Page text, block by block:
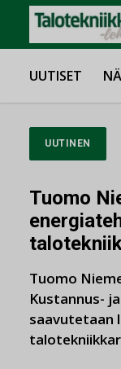
UUTISET
UUTINEN
Tuomo
Tuomo
Kustannus-
saavutetaan